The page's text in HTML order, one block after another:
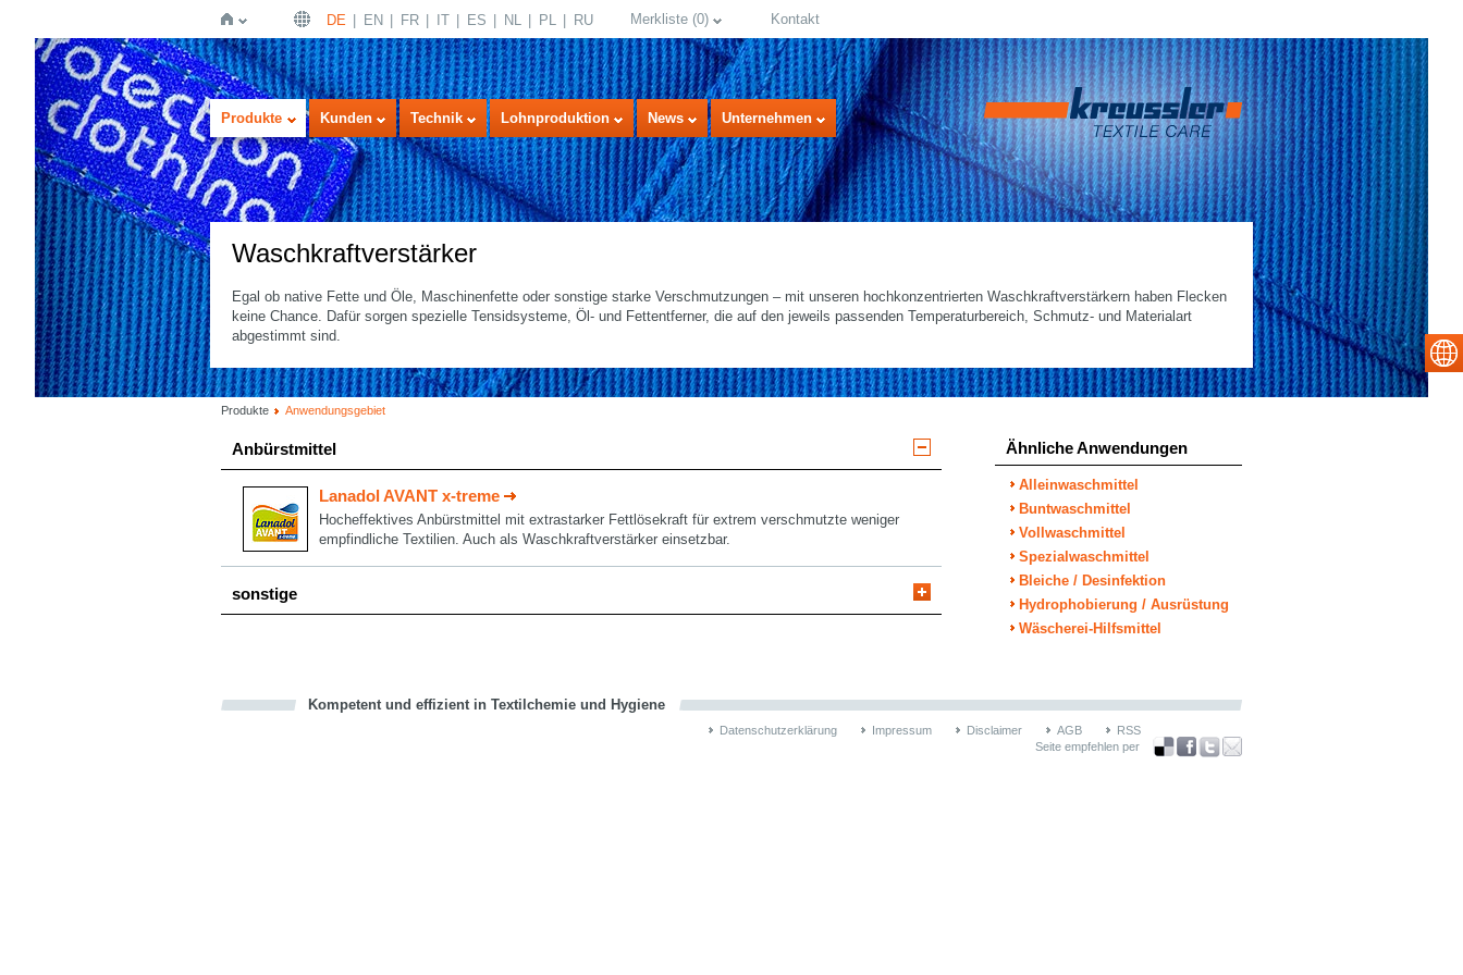
Startseite
DE EN FR IT ES NL PL RU Merkliste (0) Kontakt
Produkte Kunden Technik Lohnproduktion News Unternehmen
Waschkraftverstärker
Egal ob native Fette und Öle, Maschinenfette oder sonstige starke Verschmutzungen – mit unseren hochkonzentrierten Waschkraftverstärkern haben Flecken
keine Chance. Dafür sorgen spezielle Tensidsysteme, Öl- und Fettentferner, die auf den jeweils passenden Temperaturbereich, Schmutz- und Materialart
abgestimmt sind.
Produkte Anwendungsgebiet
Anbürstmittel
Lanadol AVANT x-treme
Hocheffektives Anbürstmittel mit extrastarker Fettlösekraft für extrem verschmutzte weniger
empfindliche Textilien. Auch als Waschkraftverstärker einsetzbar.
sonstige
Ähnliche Anwendungen
Alleinwaschmittel
Buntwaschmittel
Vollwaschmittel
Spezialwaschmittel
Bleiche / Desinfektion
Hydrophobierung / Ausrüstung
Wäscherei-Hilfsmittel
Kompetent und effizient in Textilchemie und Hygiene
Datenschutzerklärung Impressum Disclaimer AGB
RSS
Seite empfehlen per